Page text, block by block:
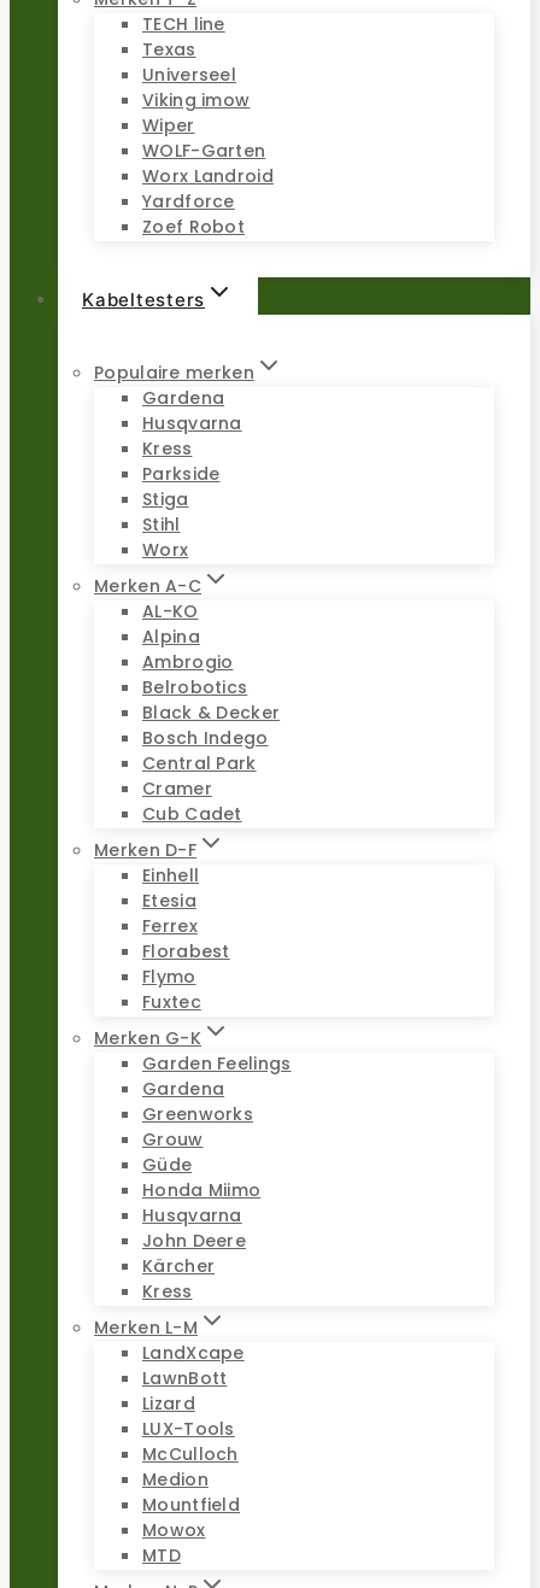
TECH line
Texas
Universeel
Viking imow
Wiper
WOLF-Garten
Worx Landroid
Yardforce
Zoef Robot
Kabeltesters
Populaire merken
Gardena
Husqvarna
Kress
Parkside
Stiga
Stihl
Worx
Merken A-C
AL-KO
Alpina
Ambrogio
Belrobotics
Black & Decker
Bosch Indego
Central Park
Cramer
Cub Cadet
Merken D-F
Einhell
Etesia
Ferrex
Florabest
Flymo
Fuxtec
Merken G-K
Garden Feelings
Gardena
Greenworks
Grouw
Güde
Honda Miimo
Husqvarna
John Deere
Kärcher
Kress
Merken L-M
LandXcape
LawnBott
Lizard
LUX-Tools
McCulloch
Medion
Mountfield
Mowox
MTD